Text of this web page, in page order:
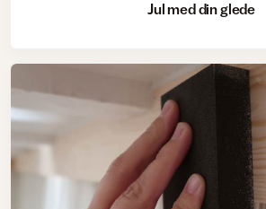
Jul med din glede